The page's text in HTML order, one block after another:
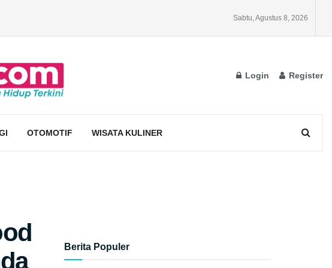
Sabtu, Agustus 8, 2026
Login Register
OTOMOTIF WISATA KULINER
Berita Populer